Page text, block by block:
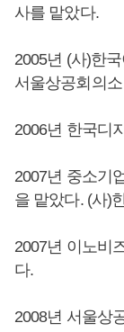
사를 맡았다.
2005년 (사)한
서울상공회의
2006년 한국디
2007년 중소기
을 맡았다. (사)
2007년 이노비
다.
2008년 서울상